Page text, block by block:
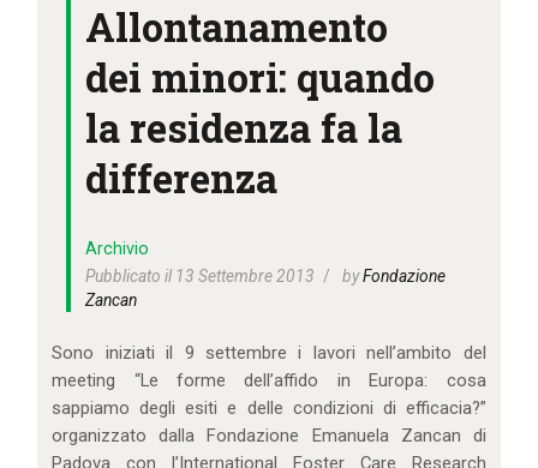
ATTIVITÀ E PROGETTI
RISORSE
NEWS
DONA ORA
IL MIO ACCOUNT
CARRELLO
Allontanamento
dei minori: quando
la residenza fa la
differenza
Archivio
Pubblicato il 13 Settembre 2013
byFondazione
Zancan
Sono iniziati il 9 settembre i lavori nell’ambito del
meeting “Le forme dell’affido in Europa: cosa
sappiamo degli esiti e delle condizioni di efficacia?”
organizzato dalla Fondazione Emanuela Zancan di
Padova con l’International Foster Care Research